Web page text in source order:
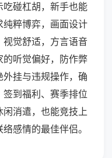
碰杠胡，新手也能
粹博弈，画面设计
觉舒适，方言语音
听觉偏好，防作弊
挂与违规操作，确
到福利、赛季排位
消遣，也能竞技上
感情的最佳伴侣。